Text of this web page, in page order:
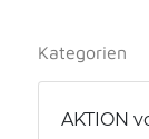
Kategorien
AKTION